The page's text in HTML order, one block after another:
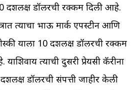
दशलक्ष डॉलरची रक्कम दिली आहे.
त्याचा भाऊ मार्क एपस्टीन आणि
याला 10 दशलक्ष डॉलरची रक्कम
त्याची दुसरी प्रेयसी कॅरीना
डॉलरची संपत्ती जाहीर केली